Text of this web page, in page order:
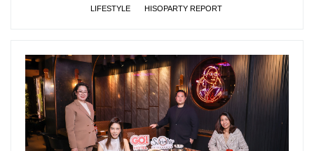
LIFESTYLE HISOPARTY REPORT